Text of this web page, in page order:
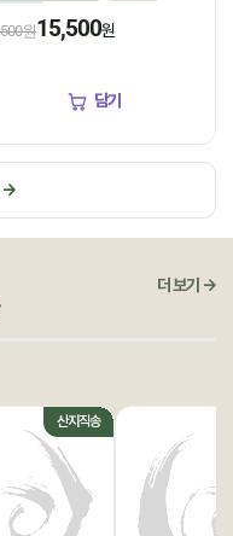
원15,500원
담기
→
더 보기 →
산지직송